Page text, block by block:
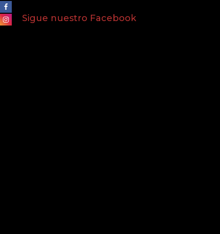
Sigue nuestro Facebook